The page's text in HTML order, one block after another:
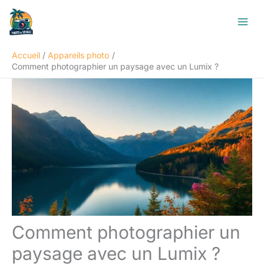
Aller
contenu
Accueil
Appareils photo
Comment photographier un paysage avec un Lumix ?
Comment photographier un
paysage avec un Lumix ?
R
e
h
c
h